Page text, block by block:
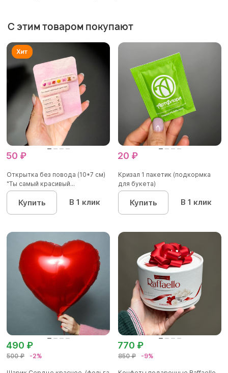
С этим товаром покупают
50 ₽
Открытка без повода (10*7 см)
"Ты самый красивый...
Купить В 1 клик
20 ₽
Кризал 1 пакетик (подкормка
для букета)
Купить В 1 клик
500 ₽ -2%
490 ₽
850 ₽ -9%
770 ₽